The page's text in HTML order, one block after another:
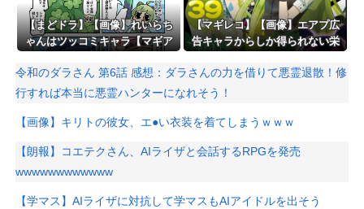
【まどドラ】【画像】れいらち
ゃんはツッコミキャラ【マギア
【マギレコ】【画像】エアプ広
告キャラからしか得られない栄
令和のダラさん 第6話 感想：ダラさんの力を借りて悪霊退散！修
行すれば本当に悪霊ハンターになれそう！
【画像】キリトの彼女、エ●い衣装を着てしまうｗｗｗ
【朗報】コエテクさん、AIライザと会話するRPGを発売
wwwwwwwwwwww
【学マス】AIライザに対抗して学マスもAIアイドルを出そう